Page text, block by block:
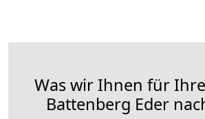
Was wir Ihnen für
Battenberg Eder